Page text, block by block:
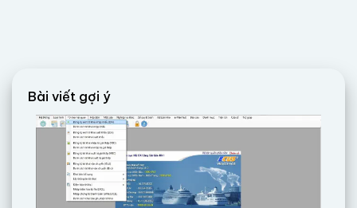
Bài viết gợi ý